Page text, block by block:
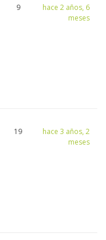
9
hace 2 años, 6
meses
19
hace 3 años, 2
meses